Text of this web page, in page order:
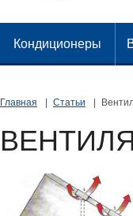
Кондиционеры
Главная Статьи